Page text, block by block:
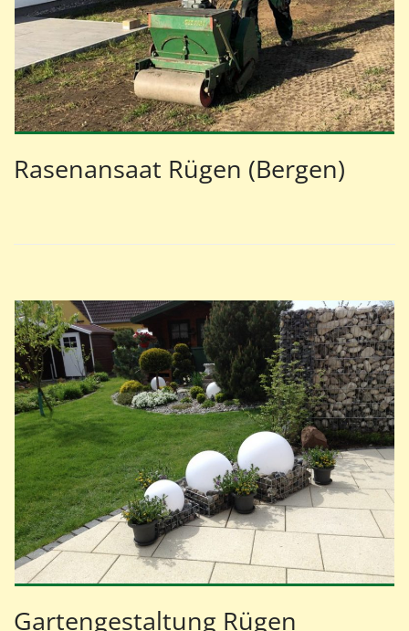
Rasenansaat Rügen (Bergen)
Gartengestaltung Rügen